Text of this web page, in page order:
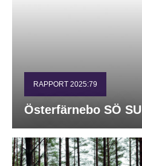
RAPPORT 2025:79
Österfärnebo SÖ SU